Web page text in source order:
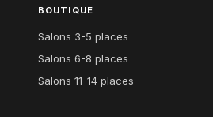
BOUTIQUE
Salons 3-5 places
Salons 6-8 places
Salons 11-14 places